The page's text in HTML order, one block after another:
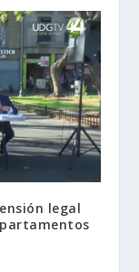
legal